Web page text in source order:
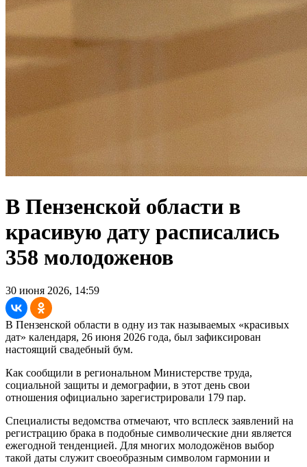
В Пензенской области в
красивую дату расписались
358 молодоженов
30 июня 2026, 14:59
В Пензенской области в одну из так называемых «красивых
дат» календаря, 26 июня 2026 года, был зафиксирован
настоящий свадебный бум.
Как сообщили в региональном Министерстве труда,
социальной защиты и демографии, в этот день свои
отношения официально зарегистрировали 179 пар.
Специалисты ведомства отмечают, что всплеск заявлений на
регистрацию брака в подобные символические дни является
ежегодной тенденцией. Для многих молодожёнов выбор
такой даты служит своеобразным символом гармонии и